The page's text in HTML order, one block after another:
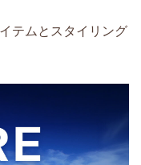
テムとスタイリング